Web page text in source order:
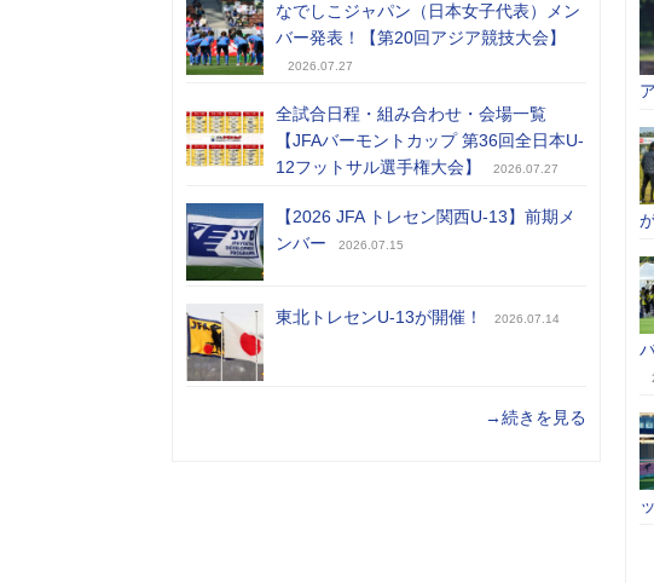
なでしこジャパン（日本女子代表）メン
バー発表！【第20回アジア競技大会】
2026.07.27
全試合日程・組み合わせ・会場一覧
【JFAバーモントカップ 第36回全日本U-
12フットサル選手権大会】
2026.07.27
【2026 JFA トレセン関西U-13】前期メ
ンバー
2026.07.15
東北トレセンU-13が開催！ 2026.07.14
→続きを見る